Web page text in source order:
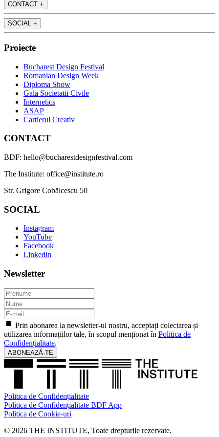
CONTACT +
SOCIAL +
Proiecte
Bucharest Design Festival
Romanian Design Week
Diploma Show
Gala Societatii Civile
Internetics
ASAP
Cartierul Creativ
CONTACT
BDF: hello@bucharestdesignfestival.com
The Institute: office@institute.ro
Str. Grigore Cobălcescu 50
SOCIAL
Instagram
YouTube
Facebook
Linkedin
Newsletter
Prin abonarea la newsletter-ul nostru, acceptați colectarea și
utilizarea informațiilor tale, în scopul menționat în Politica de
Confidențialitate.
ABONEAZĂ-TE
Politica de Confidențialitate
Politica de Confidențialitate BDF App
Politica de Cookie-uri
© 2026 THE INSTITUTE, Toate drepturile rezervate.